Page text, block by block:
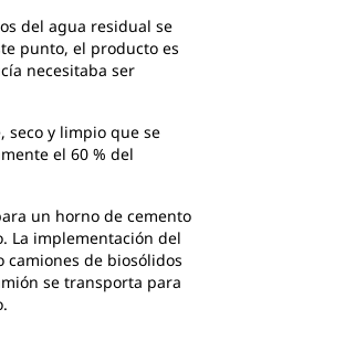
del agua residual se
punto, el producto es
necesitaba ser
seco y limpio que se
el 60 % del
un horno de cemento
La implementación del
camiones de biosólidos
se transporta para